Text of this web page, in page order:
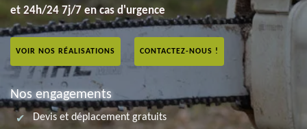
et 24h/24 7j/7 en cas d'urgence
VOIR NOS RÉALISATIONS CONTACTEZ-NOUS !
Nos engagements
Devis et déplacement gratuits